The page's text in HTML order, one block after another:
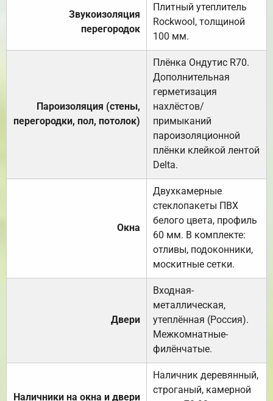
Звукоизоляция
перегородок
Плитный утеплитель
Rockwool, толщиной
100 мм.
Пароизоляция (стены,
перегородки, пол, потолок)
Плёнка Ондутис R70.
Дополнительная
герметизация
нахлёстов/
примыканий
пароизоляционной
плёнки клейкой лентой
Delta.
Окна
Двухкамерные
стеклопакеты ПВХ
белого цвета, профиль
60 мм. В комплекте:
отливы, подоконники,
москитные сетки.
Двери
Входная-
металлическая,
утеплённая (Россия).
Межкомнатные-
филёнчатые.
Наличники на окна и двери
Наличник деревянный,
строганый, камерной